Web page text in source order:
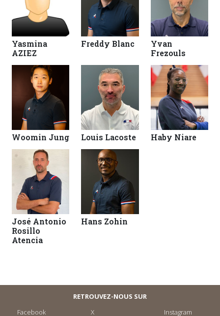
Yasmina
AZIEZ
Freddy Blanc
Yvan
Frezouls
Woomin Jung Louis Lacoste Haby Niare
José Antonio
Rosillo
Atencia
Hans Zohin
RETROUVEZ-NOUS SUR
Facebook
X Instagram